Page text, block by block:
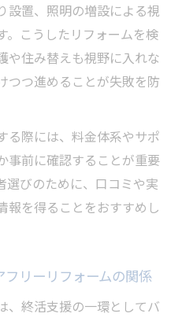
設置、照明の増設による視
。こうしたリフォームを検
や住み替えも視野に入れな
つつ進めることが失敗を防
る際には、料金体系やサポ
事前に確認することが重要
選びのために、口コミや実
報を得ることをおすすめし
リーリフォームの関係
、終活支援の一環としてバ